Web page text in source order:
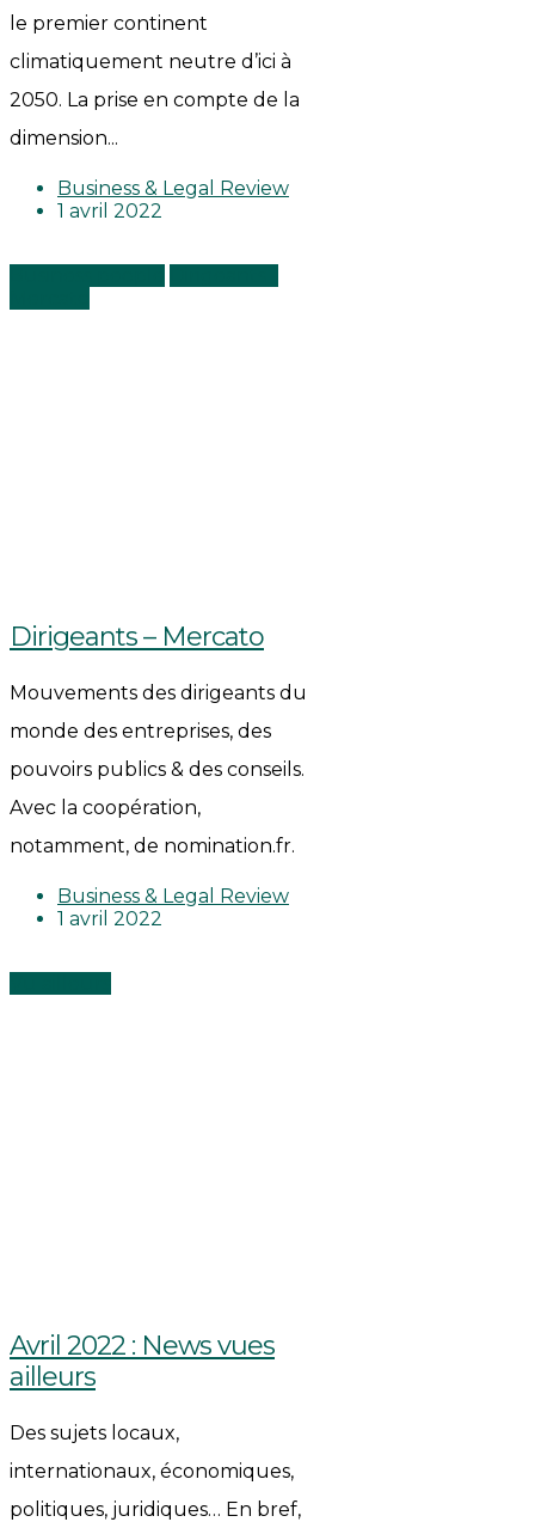
le premier continent
climatiquement neutre d’ici à
2050. La prise en compte de la
dimension...
Business & Legal Review
1 avril 2022
Dirigeants – Mercato
Mouvements des dirigeants du
monde des entreprises, des
pouvoirs publics & des conseils.
Avec la coopération,
notamment, de nomination.fr.
Business & Legal Review
1 avril 2022
Avril 2022 : News vues
ailleurs
Des sujets locaux,
internationaux, économiques,
politiques, juridiques… En bref,